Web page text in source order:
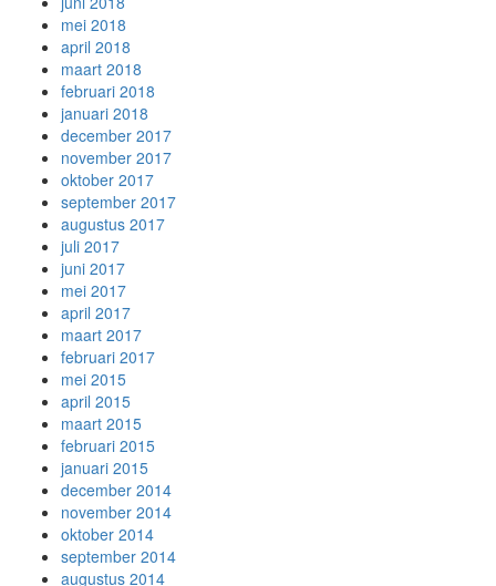
mei 2018
april 2018
maart 2018
februari 2018
januari 2018
december 2017
november 2017
oktober 2017
september 2017
augustus 2017
juli 2017
juni 2017
mei 2017
april 2017
maart 2017
februari 2017
mei 2015
april 2015
maart 2015
februari 2015
januari 2015
december 2014
november 2014
oktober 2014
september 2014
augustus 2014